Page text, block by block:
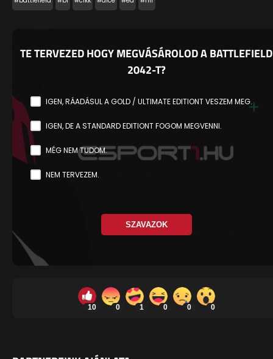
TE TERVEZED HOGY MEGVÁSÁROLOD A BATTLEFIELD
2042-T?
IGEN, RÁADÁSUL A GOLD / ULTIMATE EDITIONT VESZEM MEG.
IGEN, DE A STANDARD EDITIONT FOGOM MEGVENNI.
MÉG NEM TUDOM.
NEM TERVEZEM.
SZAVAZOK
10 0 1 0 0 0